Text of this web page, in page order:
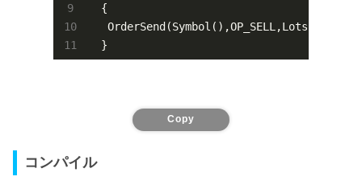
  {
   OrderSend(Symbol(),OP_SELL,Lots,Bid,
  }
Copy
コンパイル